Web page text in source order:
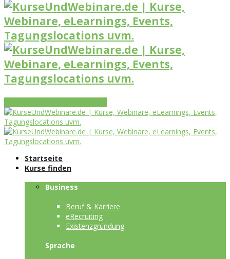
Startseite
Kurse finden
Business
Beruf & Karriere
eRecruiting
Existenzgründung
Sprache